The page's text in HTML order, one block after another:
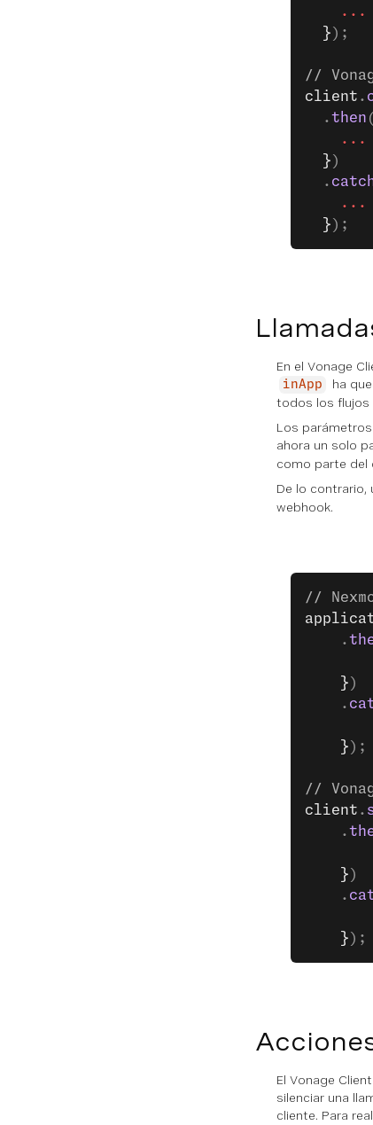
    ...
  }
);
//
client .
  .
then (
    ...
  }
)
  .
    ...
  }
);
En el Vonage
inApp
ha
todos los flujos
Los
ahora un solo
como parte del
De lo contrario,
webhook.
//
    .
    }
)
    .
    }
);
//
client .
    .
    }
)
    .
    }
);
El Vonage
silenciar una
cliente. Para